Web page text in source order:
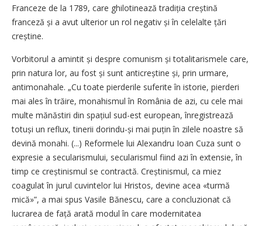
Franceze de la 1789, care ghilotinează tradiția creștină
franceză și a avut ulterior un rol negativ și în celelalte țări
creștine.
Vorbitorul a amintit și despre comunism și totalitarismele care,
prin natura lor, au fost și sunt anticreștine și, prin urmare,
antimonahale. „Cu toate pierderile suferite în istorie, pierderi
mai ales în trăire, monahismul în România de azi, cu cele mai
multe mănăstiri din spațiul sud-est european, înregistrează
totuși un reflux, tinerii dorindu-și mai puțin în zilele noastre să
devină monahi. (...) Reformele lui Alexandru Ioan Cuza sunt o
expresie a secularismului, secularismul fiind azi în extensie, în
timp ce creștinismul se contractă. Creș­tinismul, ca miez
coagulat în jurul cuvintelor lui Hristos, devine acea «turmă
mică»”, a mai spus Vasile Bănescu, care a concluzionat că
lucrarea de față arată modul în care modernitatea